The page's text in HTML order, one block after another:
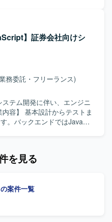
程を自走して対応できる方
て周辺システムにも柔軟に
ジションの魅
ローシステム開発に携わる
に関連する業務知識を習得
プリケーション開発スキル
よりVBA系の事務システム
】証券会社向けシ
務委託・フリーランス)
ステム開発に伴い、エンジニ
。バックエンドではJavaお
す。ソースコード管理には
はTeamsを使用します。
を見る
案件一覧